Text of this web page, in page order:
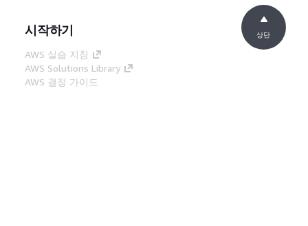
시작하기
AWS 실습 지침
AWS Solutions Library
AWS 결정 가이드
상단